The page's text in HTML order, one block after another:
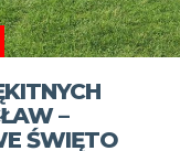
–
ŚWIĘTO